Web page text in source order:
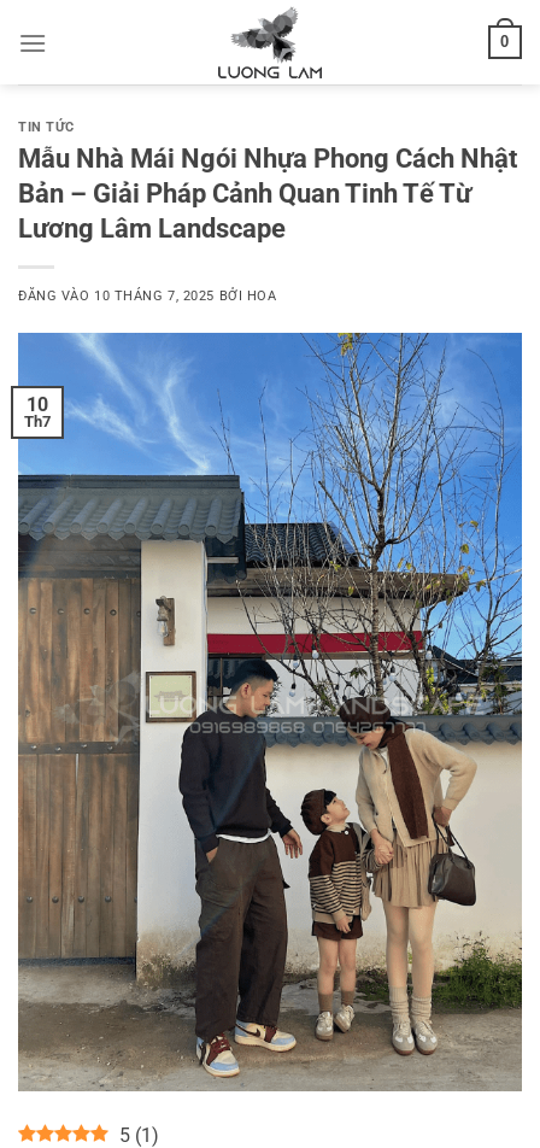
qua
0
TIN TỨC
Mẫu Nhà Mái Ngói Nhựa Phong Cách Nhật
Bản – Giải Pháp Cảnh Quan Tinh Tế Từ
Lương Lâm Landscape
ĐĂNG VÀO 10 THÁNG 7, 2025 BỞI HOA
10
Th7
5 (1)